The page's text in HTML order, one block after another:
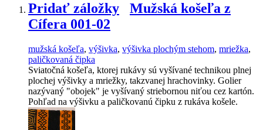
Pridať záložky
Mužská košeľa z
Cífera 001-02
mužská košeľa, výšivka, výšivka plochým stehom, mriežka,
paličkovaná čipka
Sviatočná košeľa, ktorej rukávy sú vyšívané technikou plnej
plochej výšivky a mriežky, takzvanej hrachovinky. Golier
nazývaný "obojek" je vyšívaný striebornou niťou cez kartón.
Pohľad na výšivku a paličkovanú čipku z rukáva košele.